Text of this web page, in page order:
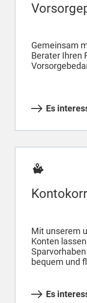
Gemeinsam
Berater Ihren
Es
Mit unserem
Konten
bequem und
Es